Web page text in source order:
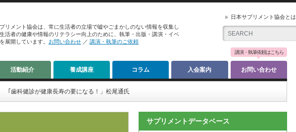
日本サプリメント協会とは
リメント協会は、常に生活者の立場で嘘やごまかしのない情報を収集し
活者の健康や情報のリテラシー向上のために、執筆・出版・講演・イベ
展開しています。 お問い合わせ ／ 講演・執筆のご依頼
講演・執筆依頼はこちら
活動紹介 養成講座 コラム 入会案内 お問い合わせ
｢歯科健診が健康長寿の要になる！」松尾通氏
サプリメントデータベース